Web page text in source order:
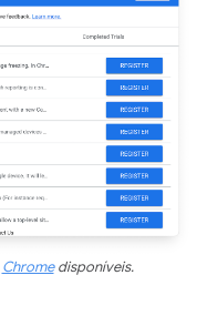
Chromedisponíveis.